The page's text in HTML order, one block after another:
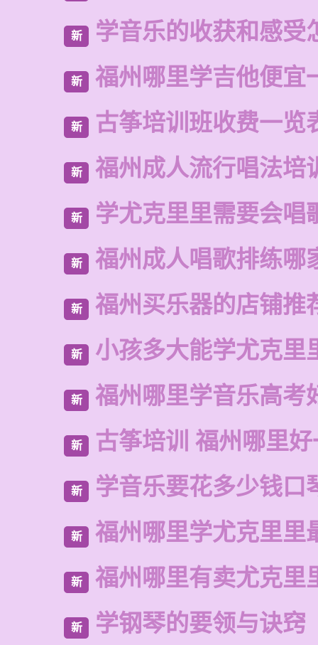
新 学音乐的收获和感受
新 福州哪里学吉他便宜
新 古筝培训班收费一览
新 福州成人流行唱法培
新 学尤克里里需要会唱
新 福州成人唱歌排练哪
新 福州买乐器的店铺推
新 小孩多大能学尤克里
新 福州哪里学音乐高考
新 古筝培训 福州哪里
新 学音乐要花多少钱口
新 福州哪里学尤克里里
新 福州哪里有卖尤克里
新 学钢琴的要领与诀窍